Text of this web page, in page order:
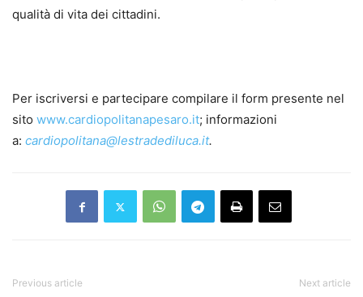
qualità di vita dei cittadini.
Per iscriversi e partecipare compilare il form presente nel
sito www.cardiopolitanapesaro.it; informazioni
a: cardiopolitana@lestradediluca.it.
Previous article Next article